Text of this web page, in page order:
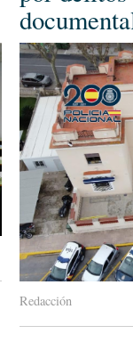
Redacción